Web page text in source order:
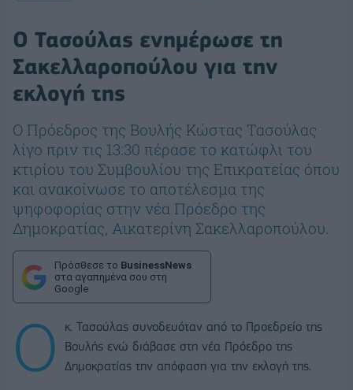
O Τασούλας ενημέρωσε τη
Σακελλαροπούλου για την
εκλογή της
Ο Πρόεδρος της Βουλής Κώστας Τασούλας
λίγο πριν τις 13:30 πέρασε το κατώφλι του
κτιρίου του Συμβουλίου της Επικρατείας όπου
και ανακοίνωσε το αποτέλεσμα της
ψηφοφορίας στην νέα Πρόεδρο της
Δημοκρατίας, Αικατερίνη Σακελλαροπούλου.
Πρόσθεσε το BusinessNews
στα αγαπημένα σου στη
Google
Ο
κ. Τασούλας συνοδευόταν από το Προεδρείο της
Βουλής ενώ διάβασε στη νέα Πρόεδρο της
Δημοκρατίας την απόφαση για την εκλογή της.